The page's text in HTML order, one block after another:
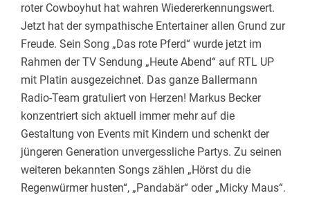
roter Cowboyhut hat wahren Wiedererkennungswert.
Jetzt hat der sympathische Entertainer allen Grund zur
Freude. Sein Song „Das rote Pferd“ wurde jetzt im
Rahmen der TV Sendung „Heute Abend“ auf RTL UP
mit Platin ausgezeichnet. Das ganze Ballermann
Radio-Team gratuliert von Herzen! Markus Becker
konzentriert sich aktuell immer mehr auf die
Gestaltung von Events mit Kindern und schenkt der
jüngeren Generation unvergessliche Partys. Zu seinen
weiteren bekannten Songs zählen „Hörst du die
Regenwürmer husten“, „Pandabär“ oder „Micky Maus“.